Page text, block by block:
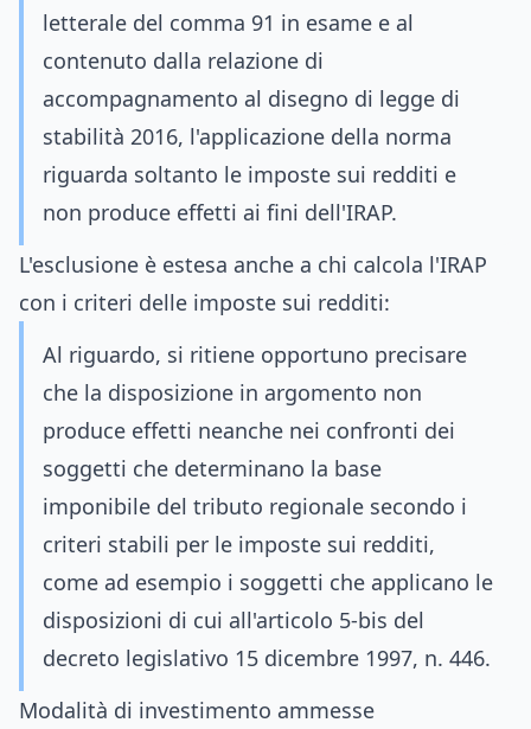
letterale del comma 91 in esame e al
contenuto dalla relazione di
accompagnamento al disegno di legge di
stabilità 2016, l'applicazione della norma
riguarda soltanto le imposte sui redditi e
non produce effetti ai fini dell'IRAP.
L'esclusione è estesa anche a chi calcola l'IRAP
con i criteri delle imposte sui redditi:
Al riguardo, si ritiene opportuno precisare
che la disposizione in argomento non
produce effetti neanche nei confronti dei
soggetti che determinano la base
imponibile del tributo regionale secondo i
criteri stabili per le imposte sui redditi,
come ad esempio i soggetti che applicano le
disposizioni di cui all'articolo 5-bis del
decreto legislativo 15 dicembre 1997, n. 446.
Modalità di investimento ammesse